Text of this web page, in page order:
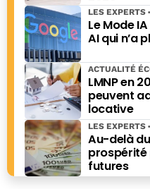
Le Mode
AI qui n’a
LES EXPERTS
LMNP en
peuvent
locative
ACTUALITÉ
Au-delà
prospérité
futures
LES EXPERTS